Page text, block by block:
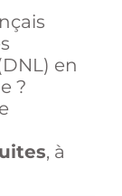
en
?
, à